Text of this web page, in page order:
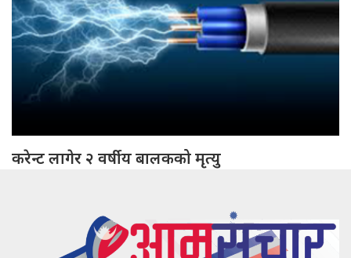
करेन्ट लागेर २ वर्षीय बालकको मृत्यु